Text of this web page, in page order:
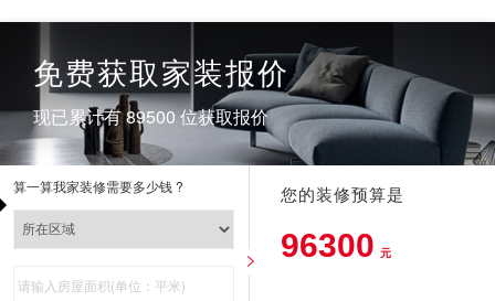
免费获取家装报价
现已累计有 89500 位获取报价
算一算我家装修需要多少钱 ? 您的装修预算是
114418